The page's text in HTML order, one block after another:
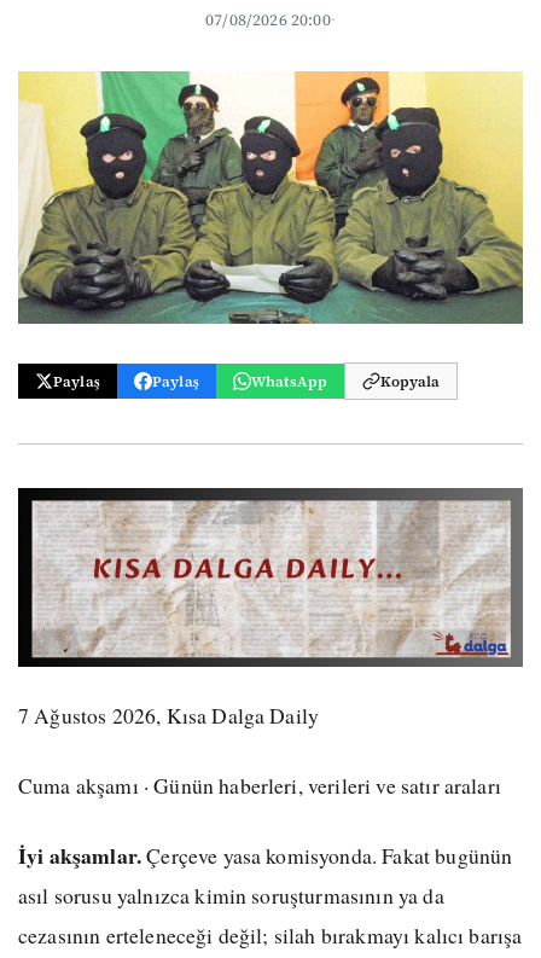
07/08/2026 20:00·
Paylaş Paylaş WhatsApp Kopyala
7 Ağustos 2026, Kısa Dalga Daily
Cuma akşamı · Günün haberleri, verileri ve satır araları
İyi akşamlar.Çerçeve yasa komisyonda. Fakat bugünün
asıl sorusu yalnızca kimin soruşturmasının ya da
cezasının erteleneceği değil; silah bırakmayı kalıcı barışa